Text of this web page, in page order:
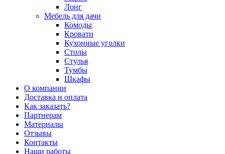
Лонг
Мебель для дачи
Комоды
Кровати
Кухонные уголки
Столы
Стулья
Тумбы
Шкафы
О компании
Доставка и оплата
Как заказать?
Партнерам
Материалы
Отзывы
Контакты
Наши работы